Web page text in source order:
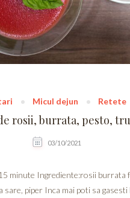
Micul dejun Retete
rosii, burrata, pesto,
03/10/2021
minute Ingrediente:rosii burrata
sare, piper Inca mai poti sa gasesti